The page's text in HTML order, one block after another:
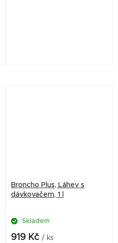
Broncho Plus, Láhev s
dávkovačem, 1 l
Skladem
919 Kč / ks